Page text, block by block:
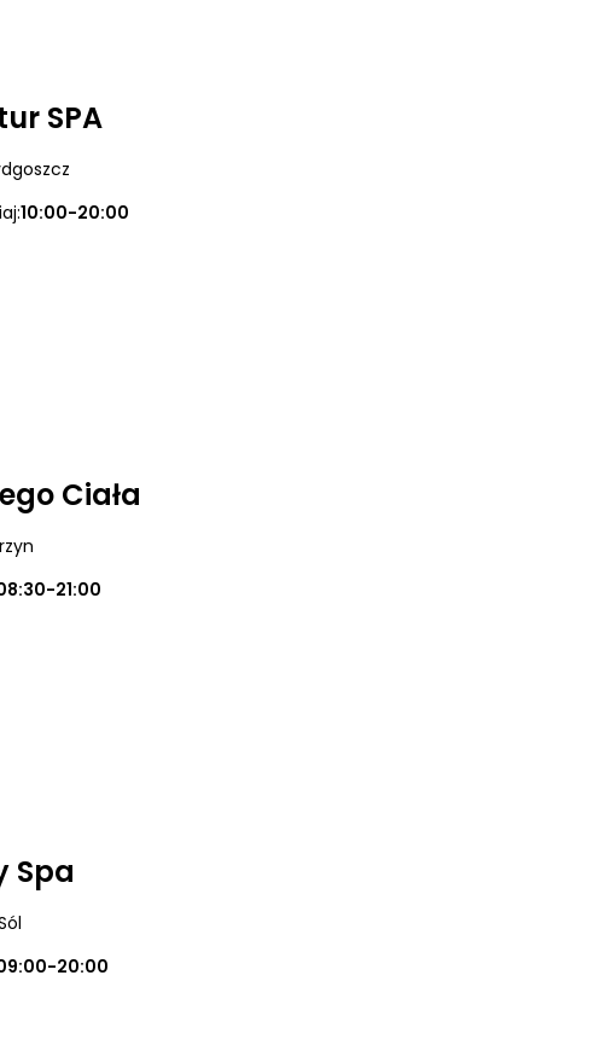
SPA
10:00-20:00
Ciała
21:00
Spa
20:00